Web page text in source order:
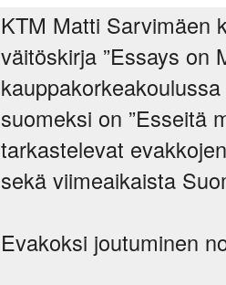
KTM Matti Sarvimäen
väitöskirja ”Essays on
suomeksi on ”Esseitä
tarkastelevat
sekä viimeaikaista
Evakoksi joutuminen